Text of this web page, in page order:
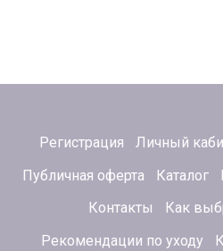
Регистрация Личный
Публичная оферта
Каталог
Контакты
Как
Рекомендации по уходу